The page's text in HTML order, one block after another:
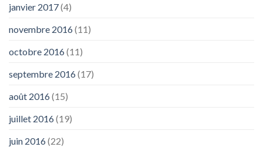
janvier 2017(4)
novembre 2016(11)
octobre 2016(11)
septembre 2016(17)
août 2016(15)
juillet 2016(19)
juin 2016(22)